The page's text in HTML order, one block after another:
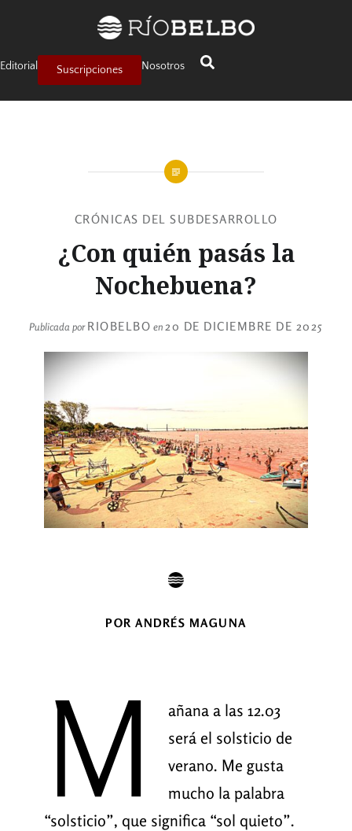
Editorial Suscripciones Nosotros
CRÓNICAS DEL SUBDESARROLLO
¿Con quién pasás la
Nochebuena?
Publicada porRIOBELBO en 20 DE DICIEMBRE DE 2025
POR ANDRÉS MAGUNA
M
añana a las 12.03
será el solsticio de
verano. Me gusta
mucho la palabra
“solsticio”, que significa “sol quieto”.